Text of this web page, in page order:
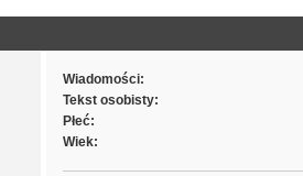
Wiadomości:
Tekst osobisty:
Płeć:
Wiek: